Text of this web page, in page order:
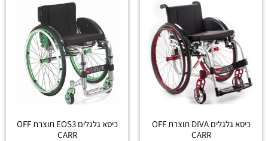
כיסא גלגלים DIVA תוצרת OFF
CARR
כיסא גלגלים EOS3 תוצרת OFF
CARR